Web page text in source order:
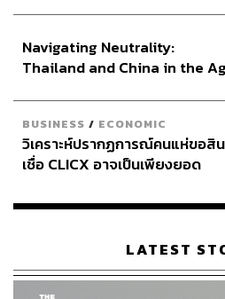
Navigating Neutrality:
Thailand and China in the
BUSINESS / ECONOMIC
วิเคราะห์ปรากฏการณ์คนแห่ขอสิน
เชื่อ CLICX อาจเป็นเพียงยอด
เรือนไทยที่ถูกซุกไว้
LATEST